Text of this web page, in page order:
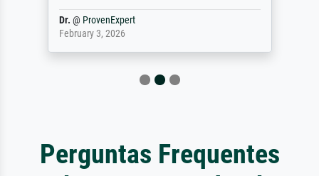
Dr. @ ProvenExpert
February 3, 2026
Perguntas Frequentes